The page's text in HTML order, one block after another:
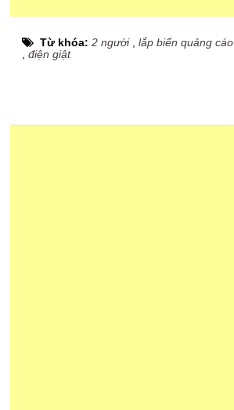
Từ khóa:2 người,lắp biển quảng cáo
,điện giật